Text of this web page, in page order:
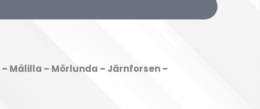
– Målilla – Mörlunda – Järnforsen –